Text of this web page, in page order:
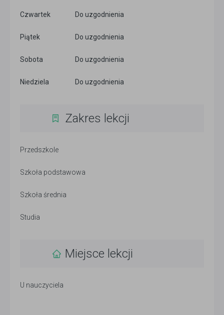
Czwartek Do uzgodnienia
Piątek Do uzgodnienia
Sobota Do uzgodnienia
Niedziela Do uzgodnienia
Zakres lekcji
Przedszkole
Szkoła podstawowa
Szkoła średnia
Studia
Miejsce lekcji
U nauczyciela